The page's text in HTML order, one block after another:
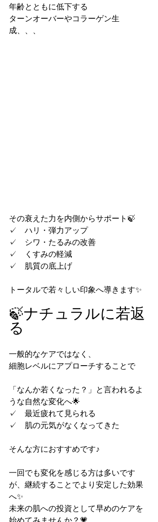
年齢とともに低下する
ターンオーバーやコラーゲン生
成、、、
その衰えた力を内側からサポート🍃
✓　ハリ・弾力アップ
✓　シワ・たるみの改善
✓　くすみの軽減
✓　肌質の底上げ
トータルで若々しい印象へ導きます✨
🍃ナチュラルに若返
る
一般的なケアではなく、
細胞レベルにアプローチすることで
「なんか若くなった？」と言われるよ
うな自然な変化へ🌟
✓　最近疲れて見られる
✓　肌の元気がなくなってきた
そんな方におすすめです♪
一回でも変化を感じる方は多いです
が、継続することでより安定した効果
へ✨
未来の肌への投資として早めのケアを